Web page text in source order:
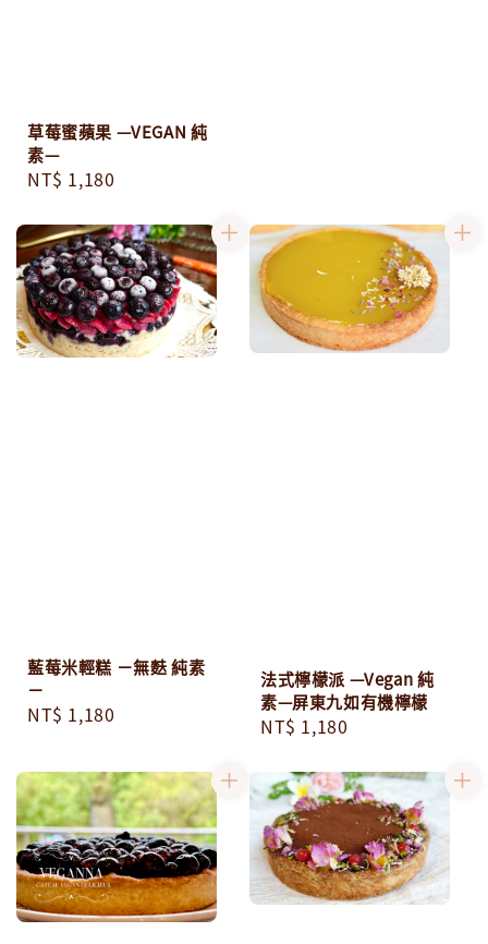
草莓蜜蘋果 —VEGAN 純
素—
Regular
NT$ 1,180
藍莓米輕糕 －無麩 純素
－
Regular
NT$ 1,180
法式檸檬派 —Vegan 純
素—屏東九如有機檸檬
Regular
NT$ 1,180